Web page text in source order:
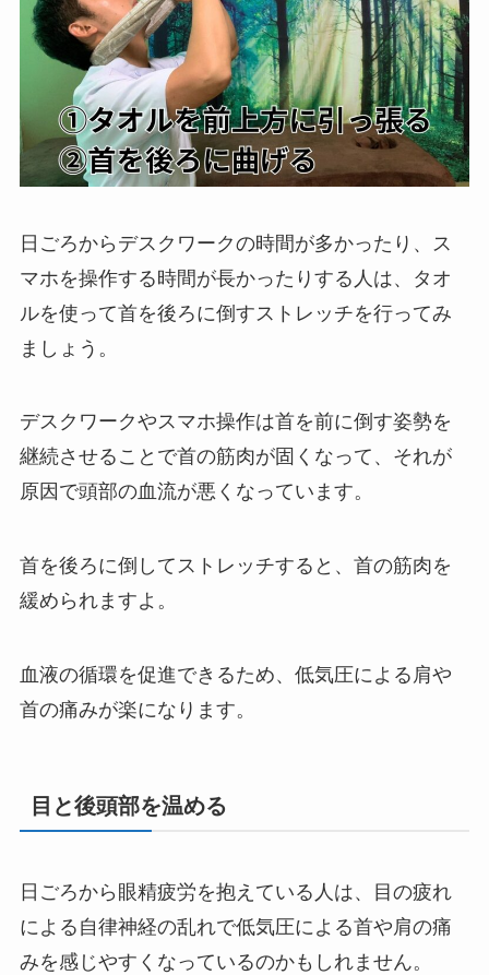
日ごろからデスクワークの時間が多かったり、ス
マホを操作する時間が長かったりする人は、タオ
ルを使って首を後ろに倒すストレッチを行ってみ
ましょう。
デスクワークやスマホ操作は首を前に倒す姿勢を
継続させることで首の筋肉が固くなって、それが
原因で頭部の血流が悪くなっています。
首を後ろに倒してストレッチすると、首の筋肉を
緩められますよ。
血液の循環を促進できるため、低気圧による肩や
首の痛みが楽になります。
目と後頭部を温める
日ごろから眼精疲労を抱えている人は、目の疲れ
による自律神経の乱れで低気圧による首や肩の痛
みを感じやすくなっているのかもしれません。